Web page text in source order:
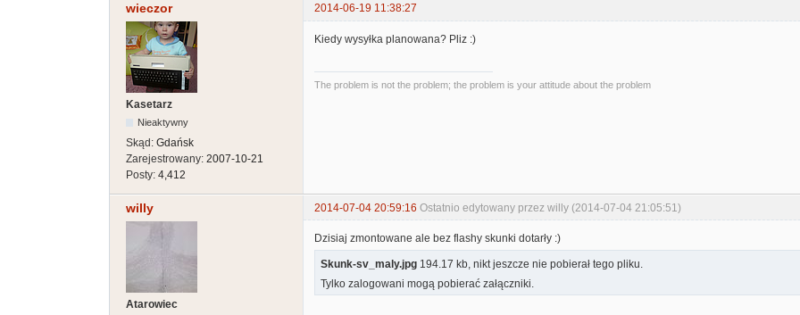
wieczor 2014-06-19 11:38:27
Kasetarz
Nieaktywny
Skąd: Gdańsk
Zarejestrowany: 2007-10-21
Posty: 4,412
Kiedy wysyłka planowana? Pliz :)
The problem is not the problem; the problem is your attitude about the problem
willy 2014-07-04 20:59:16 Ostatnio edytowany przez willy (2014-07-04 21:05:51)
Atarowiec
Dzisiaj zmontowane ale bez flashy skunki dotarły :)
Skunk-sv_maly.jpg 194.17 kb, nikt jeszcze nie pobierał tego pliku.
Tylko zalogowani mogą pobierać załączniki.